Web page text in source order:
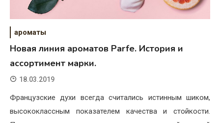
ароматы
Новая линия ароматов Parfe. История и
ассортимент марки.
18.03.2019
Французские духи всегда считались истинным шиком,
высококлассным показателем качества и стойкости.